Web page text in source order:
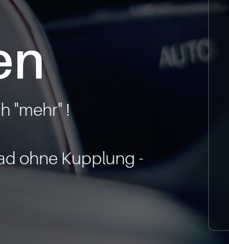
"mehr" !
ohne Kupplung -